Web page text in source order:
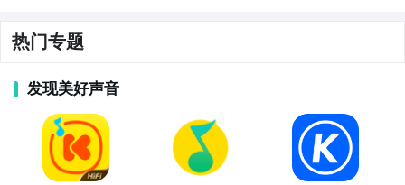
热门专题
发现美好声音